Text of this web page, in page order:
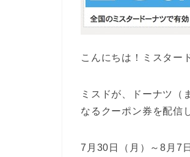
こんにちは！ミスター
ミスドが、ドーナツ（
なるクーポン券を配信
7月30日（月）～8月7